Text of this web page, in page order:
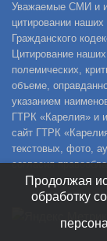
Уважаемые СМИ и
цитировании
Гражданского
Цитирование
полемических,
объеме,
указанием
ГТРК «Карелия» и
сайт ГТРК
текстовых, фото,
согласия
Продолжая
обработку